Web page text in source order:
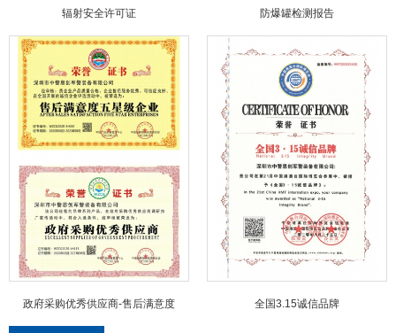
辐射安全许可证 防爆罐检测报告
政府采购优秀供应商-售后满意度 全国3.15诚信品牌